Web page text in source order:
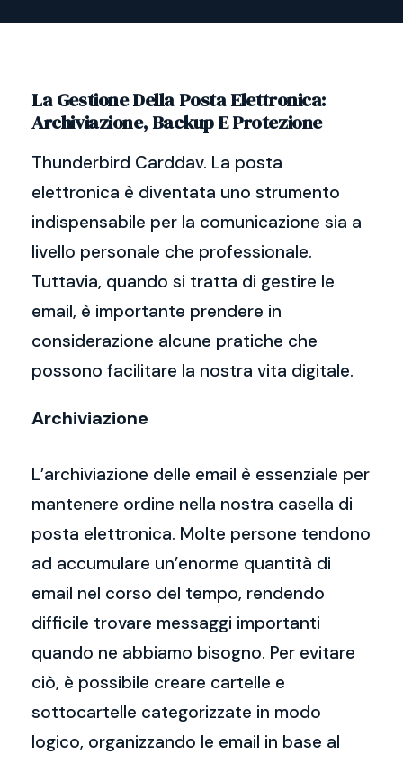
La Gestione Della Posta Elettronica:
Archiviazione, Backup E Protezione
Thunderbird Carddav. La posta
elettronica è diventata uno strumento
indispensabile per la comunicazione sia a
livello personale che professionale.
Tuttavia, quando si tratta di gestire le
email, è importante prendere in
considerazione alcune pratiche che
possono facilitare la nostra vita digitale.
Archiviazione
L’archiviazione delle email è essenziale per
mantenere ordine nella nostra casella di
posta elettronica. Molte persone tendono
ad accumulare un’enorme quantità di
email nel corso del tempo, rendendo
difficile trovare messaggi importanti
quando ne abbiamo bisogno. Per evitare
ciò, è possibile creare cartelle e
sottocartelle categorizzate in modo
logico, organizzando le email in base al